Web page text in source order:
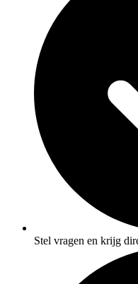
Stel vragen en krijg